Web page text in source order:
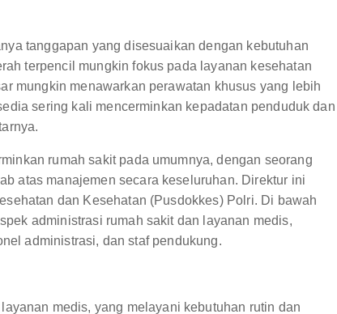
tanggapan yang disesuaikan dengan kebutuhan
terpencil mungkin fokus pada layanan kesehatan
mungkin menawarkan perawatan khusus yang lebih
sering kali mencerminkan kepadatan penduduk dan
rumah sakit pada umumnya, dengan seorang
atas manajemen secara keseluruhan. Direktur ini
dan Kesehatan (Pusdokkes) Polri. Di bawah
administrasi rumah sakit dan layanan medis,
administrasi, dan staf pendukung.
medis, yang melayani kebutuhan rutin dan